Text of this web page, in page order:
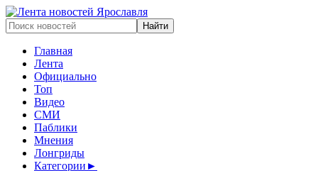
Главная
Лента
Официально
Топ
Видео
СМИ
Паблики
Мнения
Лонгриды
Категории ►